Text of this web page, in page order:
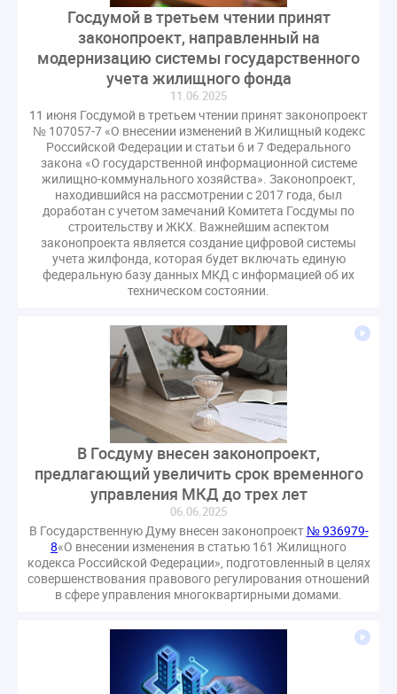
Госдумой в третьем чтении принят
законопроект, направленный на
модернизацию системы государственного
учета жилищного фонда
11.06.2025
11 июня Госдумой в третьем чтении принят законопроект
№ 107057-7 «О внесении изменений в Жилищный кодекс
Российской Федерации и статьи 6 и 7 Федерального
закона «О государственной информационной системе
жилищно-коммунального хозяйства». Законопроект,
находившийся на рассмотрении с 2017 года, был
доработан с учетом замечаний Комитета Госдумы по
строительству и ЖКХ. Важнейшим аспектом
законопроекта является создание цифровой системы
учета жилфонда, которая будет включать единую
федеральную базу данных МКД с информацией об их
техническом состоянии.
В Госдуму внесен законопроект,
предлагающий увеличить срок временного
управления МКД до трех лет
06.06.2025
В Государственную Думу внесен законопроект № 936979-
8«О внесении изменения в статью 161 Жилищного
кодекса Российской Федерации», подготовленный в целях
совершенствования правового регулирования отношений
в сфере управления многоквартирными домами.